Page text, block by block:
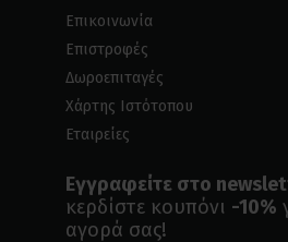
Επικοινωνία
Επιστροφές
Δωροεπιταγές
Χάρτης Ιστότοπου
Εταιρείες
Εγγραφείτε στο
κερδίστε κουπόνι -10%
αγορά σας!